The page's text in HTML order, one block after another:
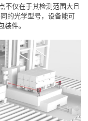
不仅在于其检测范围大且
的光学型号，设备能可
件。